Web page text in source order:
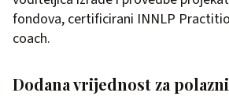
fondova, certificirani INNLP
coach.
Dodana vrijednost za